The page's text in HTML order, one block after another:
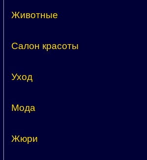
Животные
Салон красоты
Уход
Мода
Жюри